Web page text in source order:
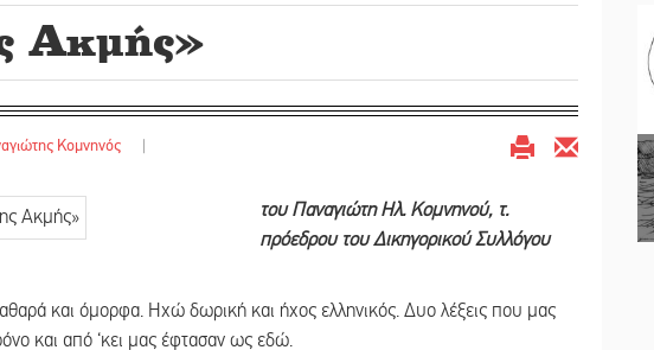
Ακμής»
Κομνηνός |
του Παναγιώτη Ηλ. Κομνηνού, τ.
πρόεδρου του Δικηγορικού Συλλόγου
και όμορφα. Ηχώ δωρική και ήχος ελληνικός. Δυο λέξεις που μας
και από ‘κει μας έφτασαν ως εδώ.